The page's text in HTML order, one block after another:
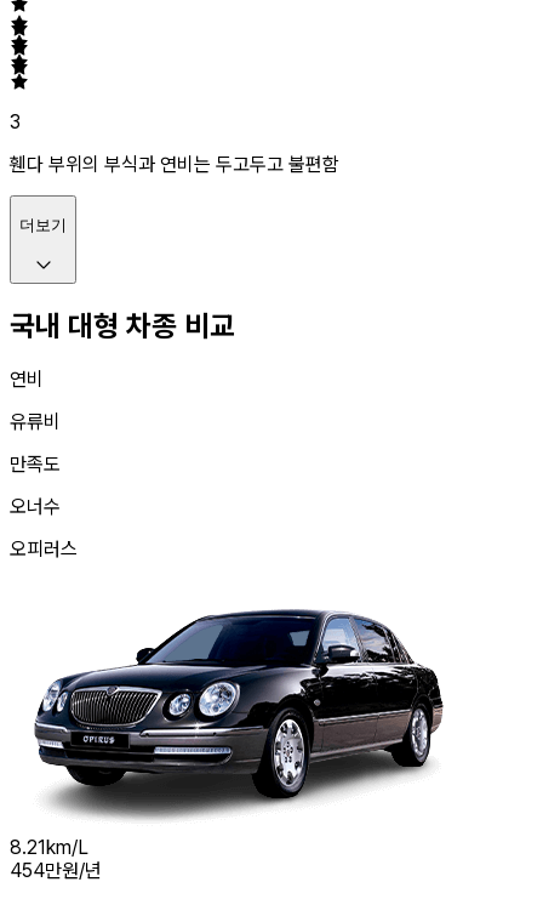
3
휀다 부위의 부식과 연비는 두고두고 불편함
더보기
국내 대형 차종 비교
연비
유류비
만족도
오너수
오피러스
8.21km/L
454만원/년